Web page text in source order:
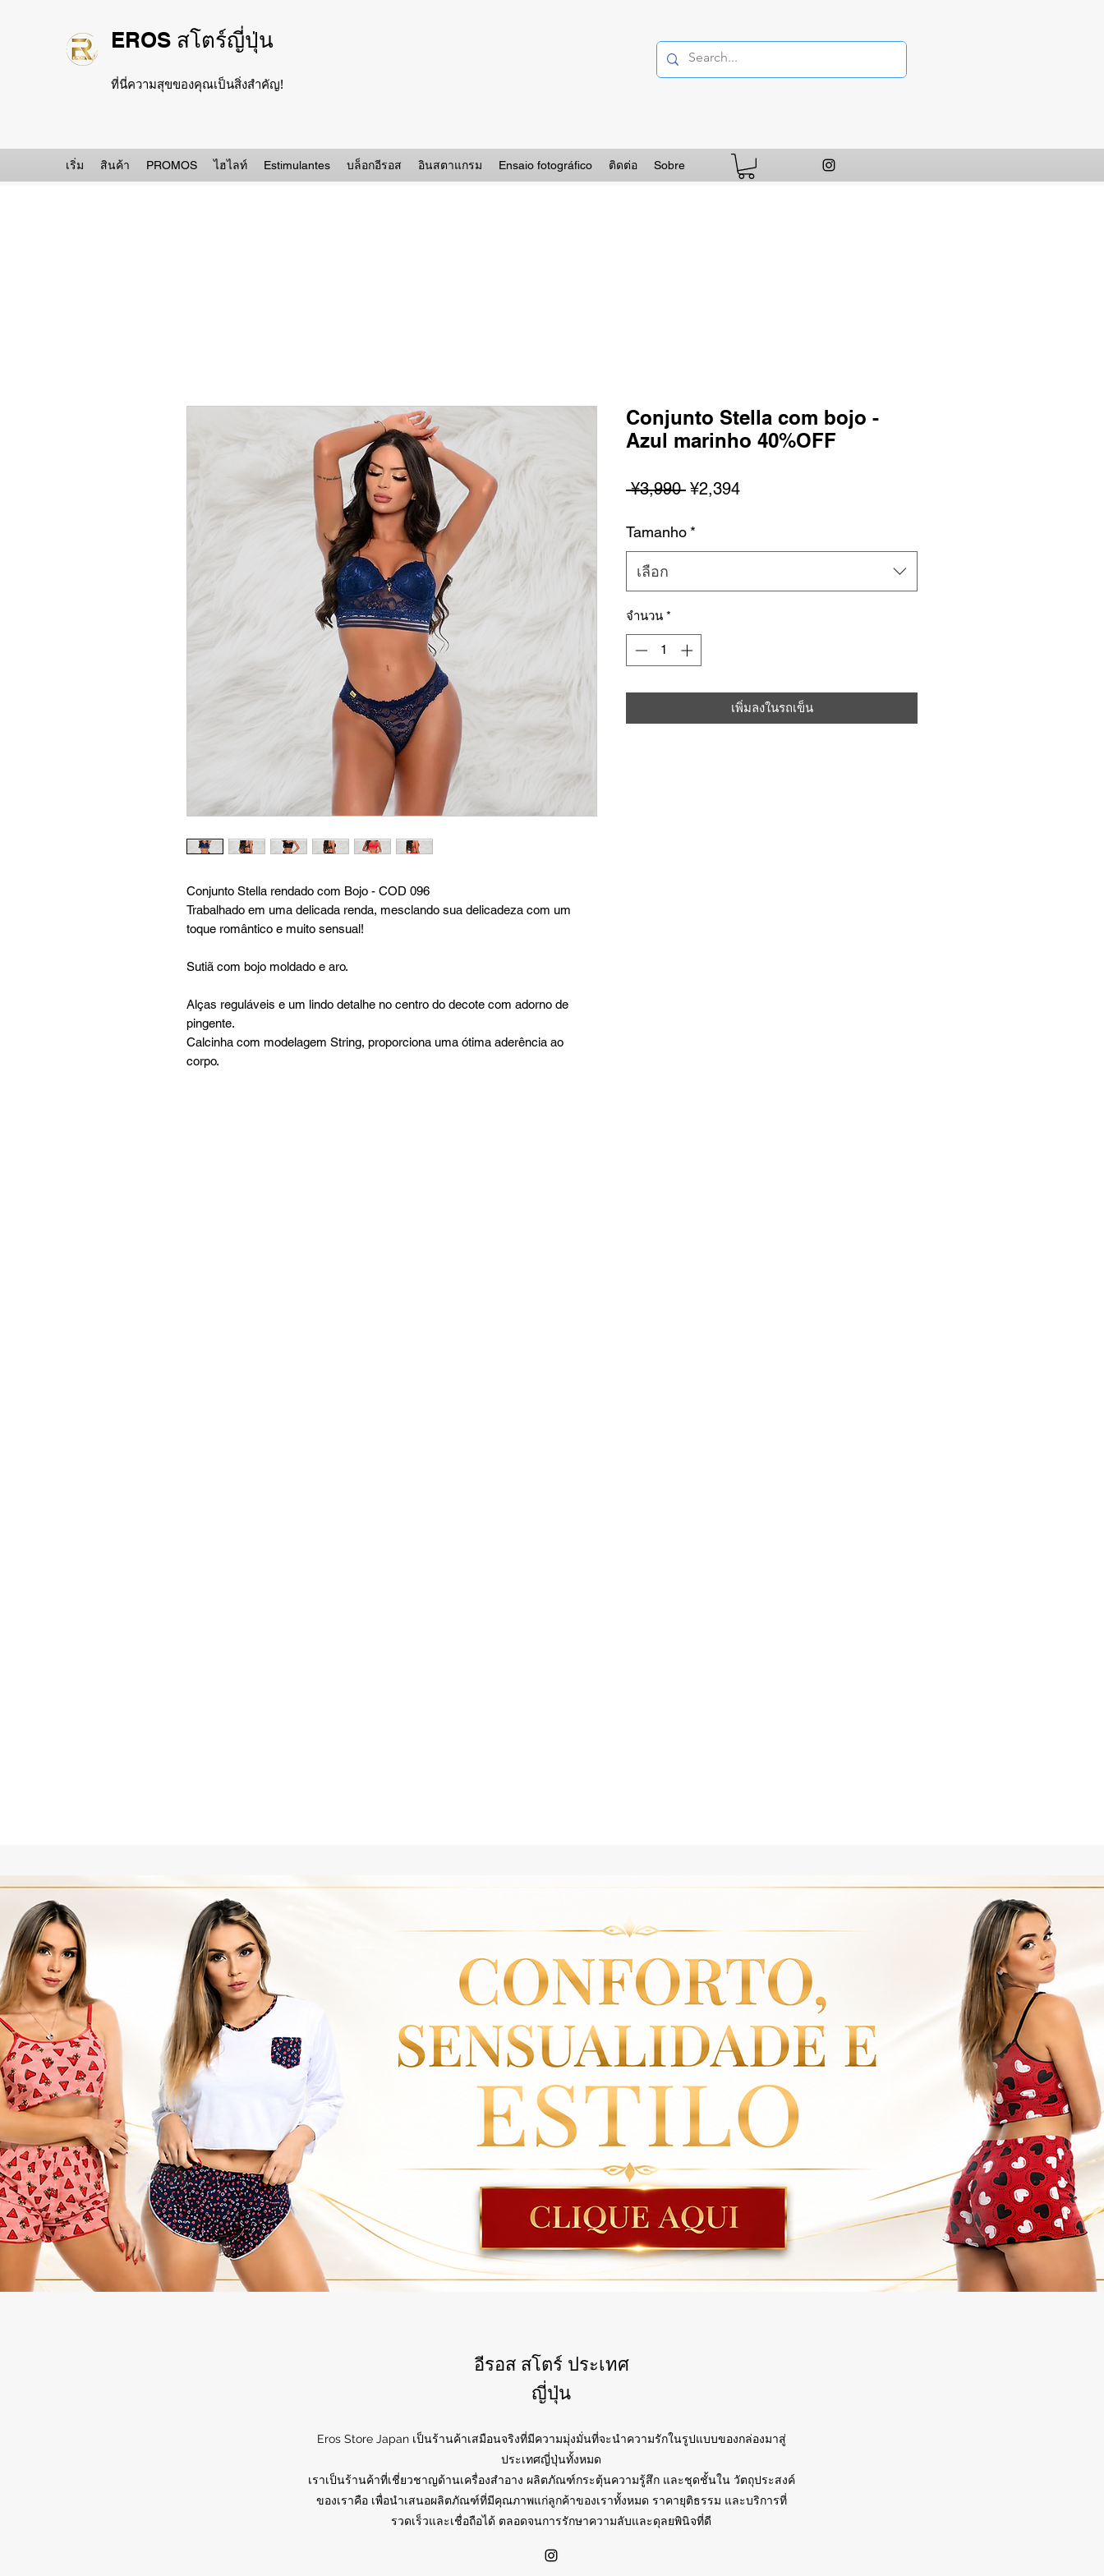
EROS สโตร์ญี่ปุ่น
ที่นี่ความสุขของคุณเป็นสิ่งสำคัญ!
เริ่ม สินค้า PROMOS ไฮไลท์ Estimulantes บล็อกอีรอส อินสตาแกรม Ensaio fotográfico ติดต่อ Sobre
Conjunto Stella rendado com Bojo - COD 096
Trabalhado em uma delicada renda, mesclando sua delicadeza com um
toque romântico e muito sensual!
Sutiã com bojo moldado e aro.
Alças reguláveis e um lindo detalhe no centro do decote com adorno de
pingente.
Calcinha com modelagem String, proporciona uma ótima aderência ao
corpo.
Conjunto Stella com bojo -
Azul marinho 40%OFF
¥3,990 ราคา
¥2,394ราคา
Tamanho *
เลือก
จำนวน *
เพิ่มลงในรถเข็น
อีรอส สโตร์ ประเทศ
ญี่ปุ่น
Eros Store Japan เป็นร้านค้าเสมือนจริงที่มีความมุ่งมั่นที่จะนำความรักในรูปแบบของกล่องมาสู่
ประเทศญี่ปุ่นทั้งหมด
เราเป็นร้านค้าที่เชี่ยวชาญด้านเครื่องสำอาง ผลิตภัณฑ์กระตุ้นความรู้สึก และชุดชั้นใน วัตถุประสงค์
ของเราคือ เพื่อนำเสนอผลิตภัณฑ์ที่มีคุณภาพแก่ลูกค้าของเราทั้งหมด ราคายุติธรรม และบริการที่
รวดเร็วและเชื่อถือได้ ตลอดจนการรักษาความลับและดุลยพินิจที่ดี